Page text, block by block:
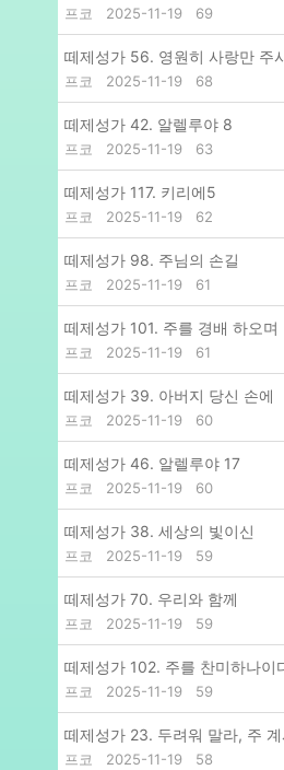
프코 2025-11-19 69
떼제성가 56. 영원히 사랑만
프코 2025-11-19 68
떼제성가 42. 알렐루야 8
프코 2025-11-19 63
떼제성가 117. 키리에5
프코 2025-11-19 62
떼제성가 98. 주님의 손길
프코 2025-11-19 61
떼제성가 101. 주를 경배 하오며
프코 2025-11-19 61
떼제성가 39. 아버지 당신 손에
프코 2025-11-19 60
떼제성가 46. 알렐루야 17
프코 2025-11-19 60
떼제성가 38. 세상의 빛이신
프코 2025-11-19 59
떼제성가 70. 우리와 함께
프코 2025-11-19 59
떼제성가 102. 주를 찬미하나이
프코 2025-11-19 59
떼제성가 23. 두려워 말라, 주
프코 2025-11-19 58